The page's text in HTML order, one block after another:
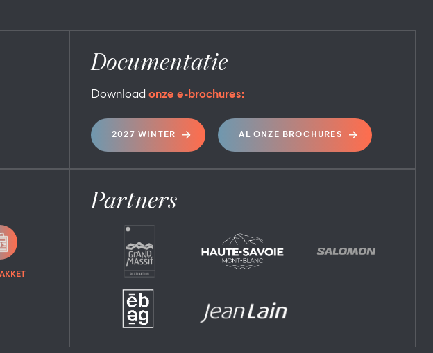
Documentatie
Download onze e-brochures:
2027 WINTER AL ONZE BROCHURES
Partners